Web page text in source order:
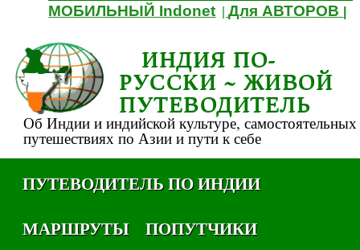
МОБИЛЬНЫЙ Indonet |Для АВТОРОВ
ИНДИЯ ПО-
РУССКИ ~ ЖИВОЙ
ПУТЕВОДИТЕЛЬ
Об Индии и индийской культуре, самостоятельных
путешествиях по Азии и пути к себе
ПУТЕВОДИТЕЛЬ ПО ИНДИИ
МАРШРУТЫ
ПОПУТЧИКИ